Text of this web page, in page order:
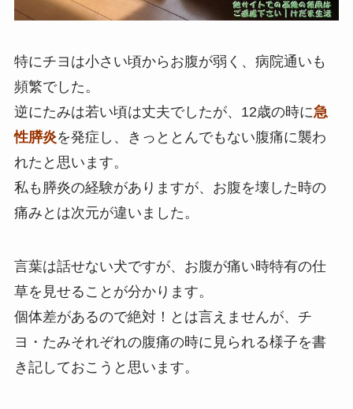
特にチヨは小さい頃からお腹が弱く、病院通いも
頻繁でした。
逆にたみは若い頃は丈夫でしたが、12歳の時に急
性膵炎を発症し、きっととんでもない腹痛に襲わ
れたと思います。
私も膵炎の経験がありますが、お腹を壊した時の
痛みとは次元が違いました。
言葉は話せない犬ですが、お腹が痛い時特有の仕
草を見せることが分かります。
個体差があるので絶対！とは言えませんが、チ
ヨ・たみそれぞれの腹痛の時に見られる様子を書
き記しておこうと思います。